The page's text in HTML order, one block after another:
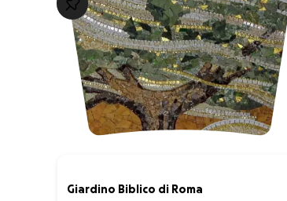
Giardino Biblico di Roma